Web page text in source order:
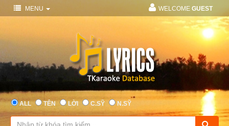
MENU WELCOME GUEST
ALL TÊN LỜI C.SỸ N.SỸ